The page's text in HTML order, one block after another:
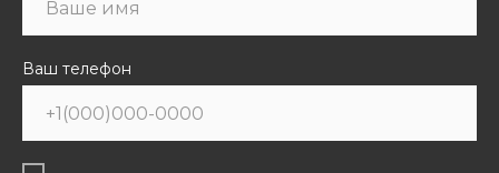
Ваш телефон